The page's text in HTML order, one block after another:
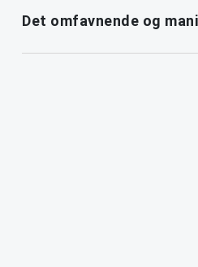
Det omfavnende og